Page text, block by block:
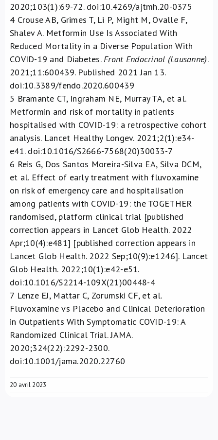
2020;103(1):69-72. doi:10.4269/ajtmh.20-0375
4 Crouse AB, Grimes T, Li P, Might M, Ovalle F,
Shalev A. Metformin Use Is Associated With
Reduced Mortality in a Diverse Population With
COVID-19 and Diabetes. Front Endocrinol (Lausanne).
2021;11:600439. Published 2021 Jan 13.
doi:10.3389/fendo.2020.600439
5 Bramante CT, Ingraham NE, Murray TA, et al.
Metformin and risk of mortality in patients
hospitalised with COVID-19: a retrospective cohort
analysis. Lancet Healthy Longev. 2021;2(1):e34-
e41. doi:10.1016/S2666-7568(20)30033-7
6 Reis G, Dos Santos Moreira-Silva EA, Silva DCM,
et al. Effect of early treatment with fluvoxamine
on risk of emergency care and hospitalisation
among patients with COVID-19: the TOGETHER
randomised, platform clinical trial [published
correction appears in Lancet Glob Health. 2022
Apr;10(4):e481] [published correction appears in
Lancet Glob Health. 2022 Sep;10(9):e1246]. Lancet
Glob Health. 2022;10(1):e42-e51.
doi:10.1016/S2214-109X(21)00448-4
7 Lenze EJ, Mattar C, Zorumski CF, et al.
Fluvoxamine vs Placebo and Clinical Deterioration
in Outpatients With Symptomatic COVID-19: A
Randomized Clinical Trial. JAMA.
2020;324(22):2292-2300.
doi:10.1001/jama.2020.22760
20 avril 2023